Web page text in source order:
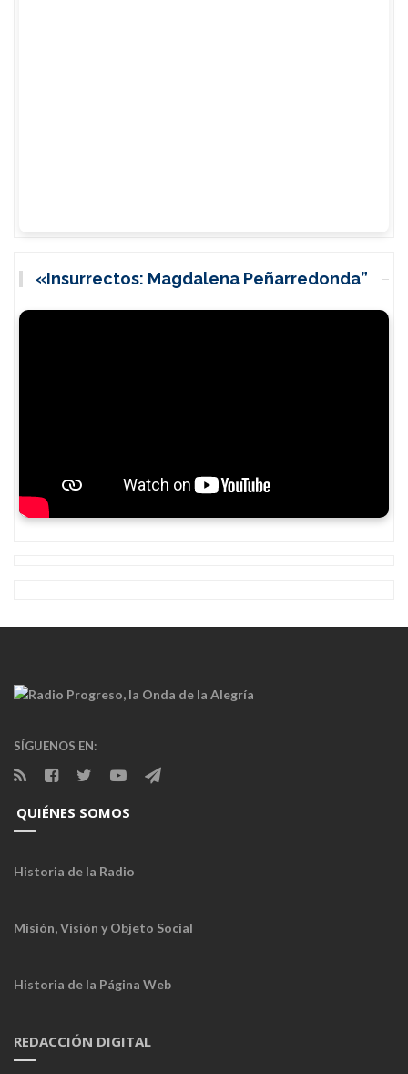
«Insurrectos: Magdalena Peñarredonda”
SÍGUENOS EN:
QUIÉNES SOMOS
Historia de la Radio
Misión, Visión y Objeto Social
Historia de la Página Web
REDACCIÓN DIGITAL